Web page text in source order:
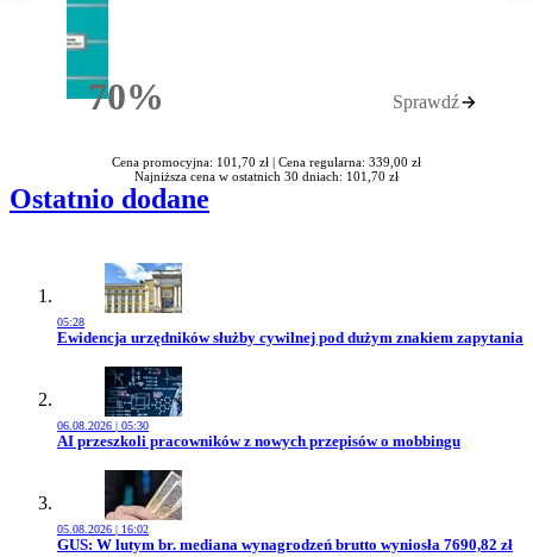
70%Rabatu Sprawdź
Cena promocyjna: 101,70 zł | Cena regularna: 339,00 zł
Najniższa cena w ostatnich 30 dniach: 101,70 zł
Ostatnio dodane
05:28
Przejdź do artykułu:
Ewidencja urzędników służby cywilnej pod dużym znakiem zapytania
06.08.2026 | 05:30
Przejdź do artykułu:
AI przeszkoli pracowników z nowych przepisów o mobbingu
05.08.2026 | 16:02
Przejdź do artykułu:
GUS: W lutym br. mediana wynagrodzeń brutto wyniosła 7690,82 zł